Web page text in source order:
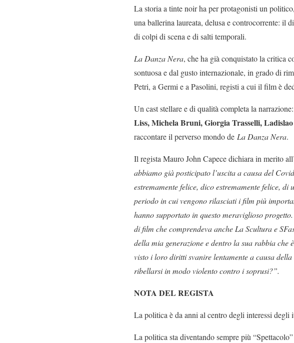
La storia a tinte noir ha per protagonisti un
una ballerina laureata, delusa e controcorrente: il
di colpi di scena e di salti temporali.
La Danza Nera, che ha già conquistato la critica
sontuosa e dal gusto internazionale, in grado di
Petri, a Germi e a Pasolini, registi a cui il film è
Un cast stellare e di qualità completa la narrazione:
Liss, Michela Bruni, Giorgia Trasselli,
raccontare il perverso mondo de La Danza Nera.
Il regista Mauro John Capece dichiara in merito
abbiamo già posticipato l’uscita a causa del
estremamente felice, dico estremamente felice,
periodo in cui vengono rilasciati i film più
hanno supportato in questo meraviglioso progetto.
di film che comprendeva anche La Scultura e
della mia generazione e dentro la sua rabbia che
visto i loro diritti svanire lentamente a causa
ribellarsi in modo violento contro i soprusi?”.
NOTA DEL REGISTA
La politica è da anni al centro degli interessi degli
La politica sta diventando sempre più